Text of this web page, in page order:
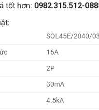
tốt hơn: 0982.315.512-
SOL45E/2040/
16A
2P
30mA
4.5kA